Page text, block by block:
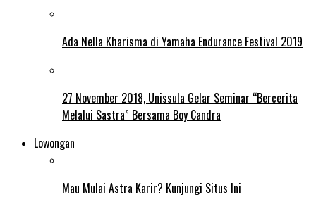
Ada Nella Kharisma di Yamaha Endurance Festival 2019
27 November 2018, Unissula Gelar Seminar “Bercerita
Melalui Sastra” Bersama Boy Candra
Lowongan
Mau Mulai Astra Karir? Kunjungi Situs Ini